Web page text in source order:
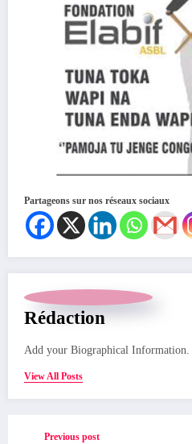
Partageons sur nos réseaux sociaux
Rédaction
Add your Biographical Information.
View All Posts
Previous post